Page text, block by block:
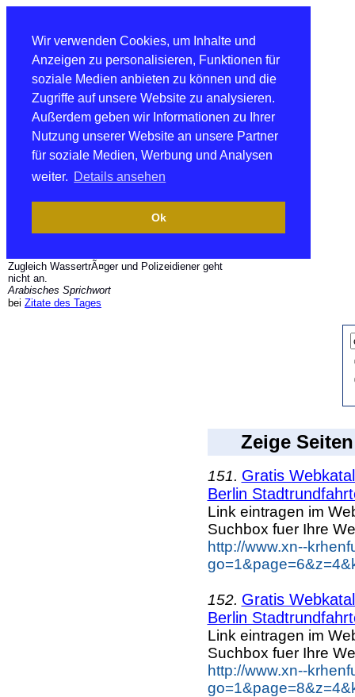
Wir verwenden Cookies, um Inhalte und
Anzeigen zu personalisieren, Funktionen für
soziale Medien anbieten zu können und die
Zugriffe auf unsere Website zu analysieren.
Außerdem geben wir Informationen zu Ihrer
Nutzung unserer Website an unsere Partner
für soziale Medien, Werbung und Analysen
weiter. Details ansehen
Ok
Zugleich WassertrÃ¤ger und Polizeidiener geht
nicht an.
Arabisches Sprichwort
bei Zitate des Tages
Zeige
151. Gratis
Berlin
Link eintragen im
Suchbox fuer Ihre
http://www.xn--
152. Gratis
Berlin
Link eintragen im
Suchbox fuer Ihre
http://www.xn--